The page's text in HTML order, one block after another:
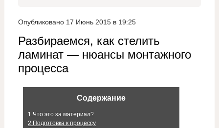
Опубликовано 17 Июнь 2015 в 19:25
Разбираемся, как стелить
ламинат — нюансы монтажного
процесса
Содержание
1 Что это за материал?
2 Подготовка к процессу